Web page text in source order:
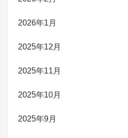
2026年1月
2025年12月
2025年11月
2025年10月
2025年9月